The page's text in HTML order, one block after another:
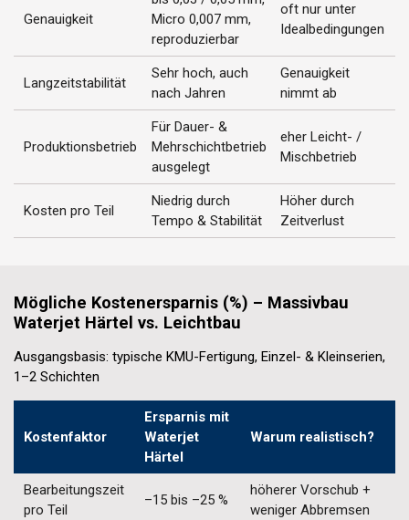
Genauigkeit
Micro 0,007 mm,
reproduzierbar
oft nur unter
Idealbedingungen
Langzeitstabilität
Sehr hoch, auch
nach Jahren
Genauigkeit
nimmt ab
Produktionsbetrieb
Für Dauer- &
Mehrschichtbetrieb
ausgelegt
eher Leicht- /
Mischbetrieb
Kosten pro Teil
Niedrig durch
Tempo & Stabilität
Höher durch
Zeitverlust
Mögliche Kostenersparnis (%) – Massivbau
Waterjet Härtel vs. Leichtbau
Ausgangsbasis: typische KMU-Fertigung, Einzel- & Kleinserien,
1–2 Schichten
Kostenfaktor
Ersparnis mit
Waterjet
Härtel
Warum realistisch?
Bearbeitungszeit
pro Teil
–15 bis –25 %
höherer Vorschub +
weniger Abbremsen